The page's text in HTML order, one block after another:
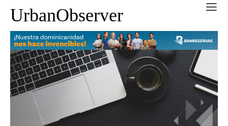
UrbanObserver